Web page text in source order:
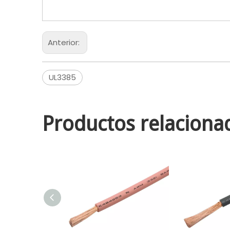
Anterior:
UL3385
Productos